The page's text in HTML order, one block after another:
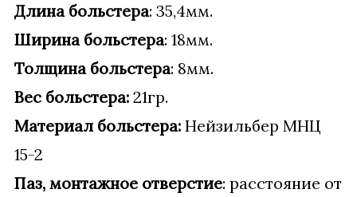
Длина больстера: 35,4мм.
Ширина больстера: 18мм.
Толщина больстера: 8мм.
Вес больстера: 21гр.
Материал больстера: Нейзильбер МНЦ
15-2
Паз, монтажное отверстие: расстояние от